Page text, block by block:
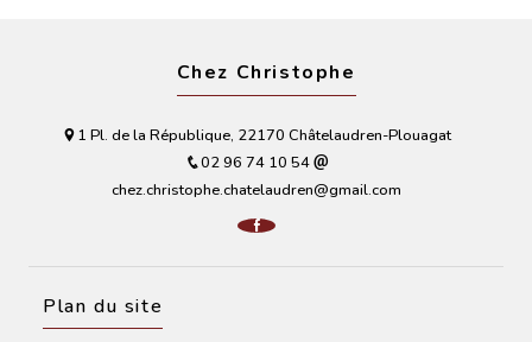
Chez Christophe
1 Pl. de la République, 22170 Châtelaudren-Plouagat
02 96 74 10 54
chez.christophe.chatelaudren@gmail.com
Plan du site